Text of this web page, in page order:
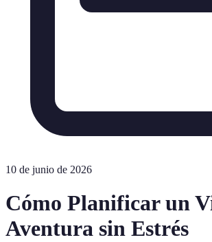
10 de junio de 2026
Cómo Planificar un
Aventura sin Estrés